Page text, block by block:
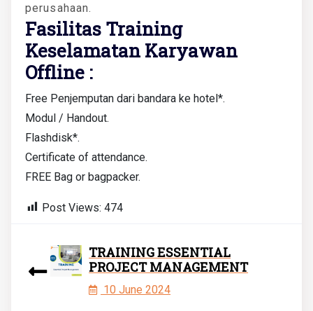
perusahaan.
Fasilitas Training
Keselamatan Karyawan
Offline :
Free Penjemputan dari bandara ke hotel*.
Modul / Handout.
Flashdisk*.
Certificate of attendance.
FREE Bag or bagpacker.
Post Views: 474
TRAINING ESSENTIAL
PROJECT MANAGEMENT
10 June 2024